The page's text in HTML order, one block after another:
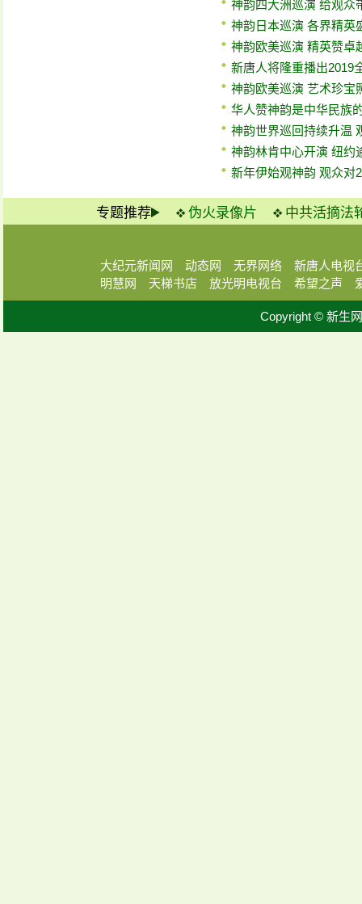
神韵四大洲巡演 给观众
神韵日本巡演 各界精英
神韵欧美巡演 精英赞卓
新唐人将隆重播出2019
神韵欧美巡演 艺术珍宝
华人赞神韵是中华民族
神韵世界巡回持续升温
神韵林肯中心开演 纽约
新年伊始观神韵 观众对
专题推荐 伪火录像片 中共活摘法
大纪元新闻网 动态网 无界网络
新唐人电视
明慧网
天梯书店 放光明电视台 希望之声
Copyright © 新生